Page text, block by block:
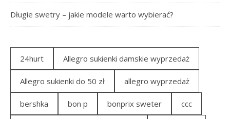
Długie swetry – jakie modele warto wybierać?
24hurt Allegro sukienki damskie wyprzedaż
Allegro sukienki do 50 zł allegro wyprzedaż
bershka bon p bonprix sweter ccc